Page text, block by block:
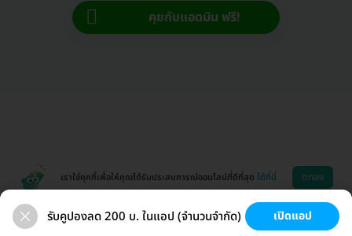
คุยกับแอดมิน ฟรี!
ขนที่ลับ ช่วยเหลือ โหลดแอพ
เราใช้คุกกี้เพื่อให้คุณได้รับประสบการณ์ออนไลน์ที่ดีที่สุด ได้ที่นี่ ตกลง
รับคูปองลด 200 บ. ในแอป (จำนวนจำกัด) เปิดแอป